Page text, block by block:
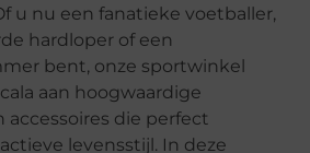
u nu een fanatieke voetballer,
hardloper of een
bent, onze sportwinkel
aan hoogwaardige
die perfect
levensstijl. In deze